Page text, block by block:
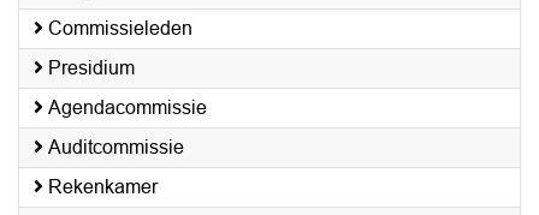
Commissieleden
Presidium
Agendacommissie
Auditcommissie
Rekenkamer